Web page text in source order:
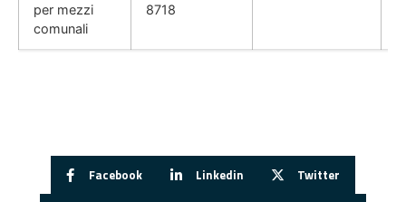
per mezzi
comunali
8718
Facebook Linkedin Twitter